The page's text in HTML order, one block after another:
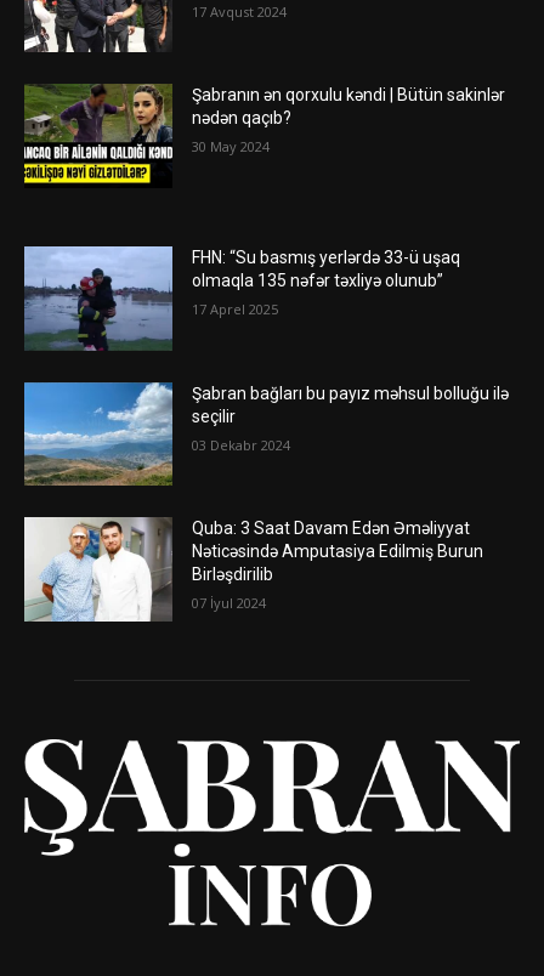
17 Avqust 2024
Şabranın ən qorxulu kəndi | Bütün sakinlər
nədən qaçıb?
30 May 2024
FHN: “Su basmış yerlərdə 33-ü uşaq
olmaqla 135 nəfər təxliyə olunub”
17 Aprel 2025
Şabran bağları bu payız məhsul bolluğu ilə
seçilir
03 Dekabr 2024
Quba: 3 Saat Davam Edən Əməliyyat
Nəticəsində Amputasiya Edilmiş Burun
Birləşdirilib
07 İyul 2024